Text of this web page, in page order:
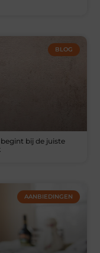
BLOG
bij de juiste
AANBIEDINGEN